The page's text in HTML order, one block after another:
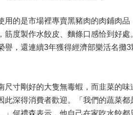
用的是市場裡專賣黑豬肉的肉鋪肉品
度製作水餃皮、麵條口感恰到好處
譽，還連續3年獲得經濟部樂活名攤3
寸剛好的大隻無毒蝦，而韭菜的味
深得消費者歡迎。「我們的蔬菜都
何禮森表示，他自己在家吃水餃都